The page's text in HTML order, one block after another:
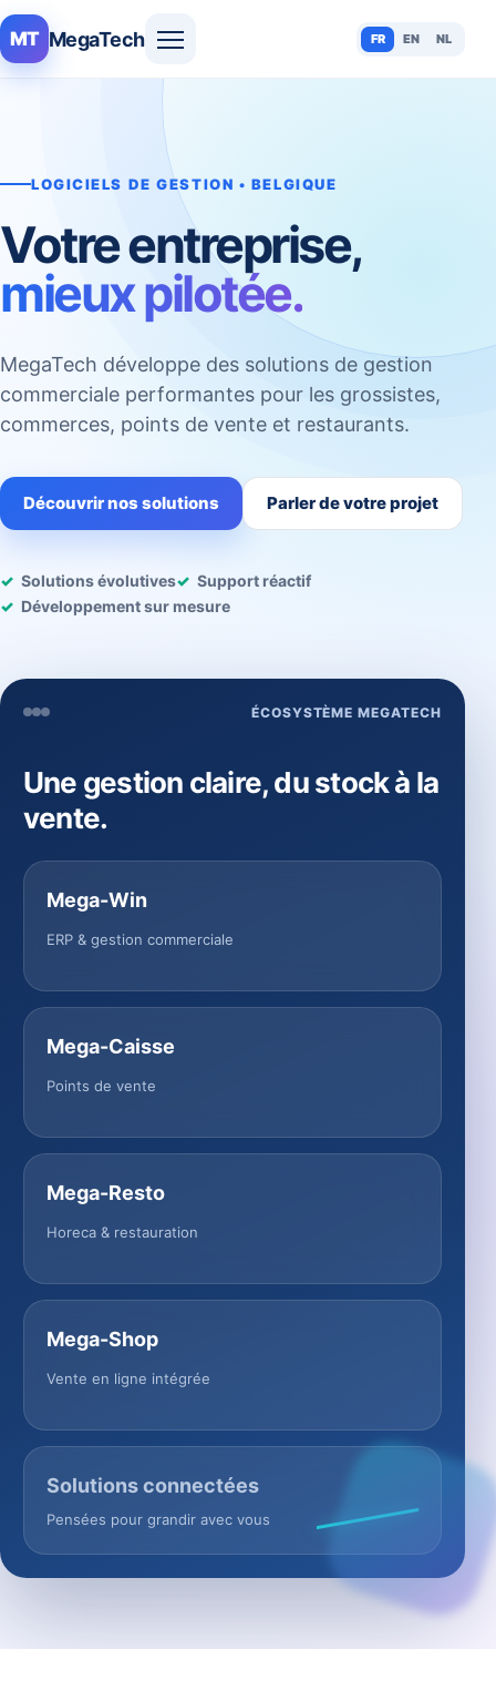
MT MegaTech FR EN NL
LOGICIELS DE GESTION • BELGIQUE
Votre entreprise,
mieux pilotée.
MegaTech développe des solutions de gestion
commerciale performantes pour les grossistes,
commerces, points de vente et restaurants.
Découvrir nos solutions Parler de votre projet
Solutions évolutives
Support réactif
Développement sur mesure
ÉCOSYSTÈME MEGATECH
Une gestion claire, du stock à la
vente.
Mega-Win
ERP & gestion commerciale
Mega-Caisse
Points de vente
Mega-Resto
Horeca & restauration
Mega-Shop
Vente en ligne intégrée
Solutions connectées
Pensées pour grandir avec vous